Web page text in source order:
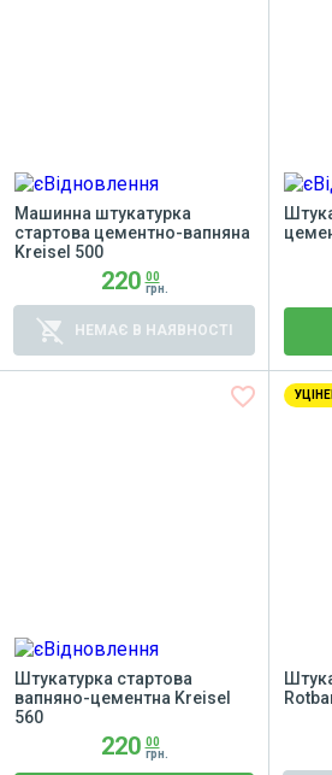
Машинна штукатурка
стартова цементно-вапняна
Kreisel 500
220 00
грн.
remove_shopping_cart НЕМАЄ В НАЯВНОСТІ
Штукатурка стартова
вапняно-цементна Kreisel
560
220 00
грн.
favorite_border